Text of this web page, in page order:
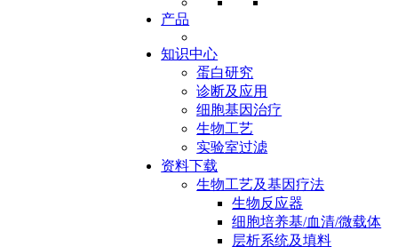
产品
知识中心
蛋白研究
诊断及应用
细胞基因治疗
生物工艺
实验室过滤
资料下载
生物工艺及基因疗法
生物反应器
细胞培养基/血清/微载体
层析系统及填料